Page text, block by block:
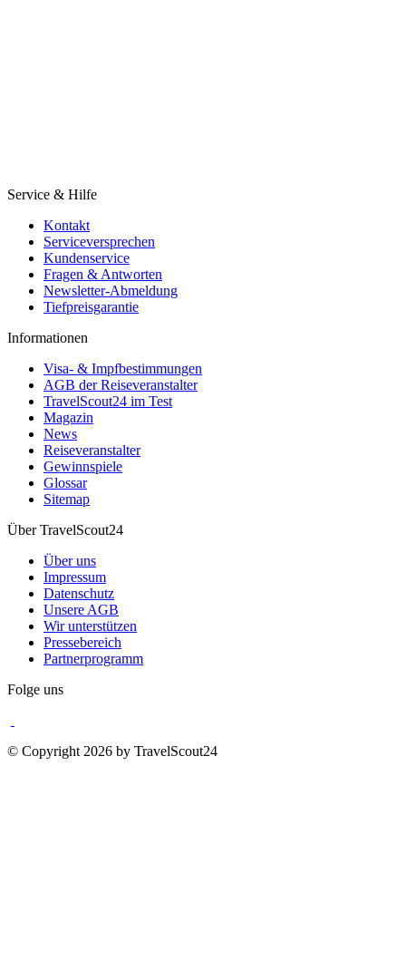
Service & Hilfe
Kontakt
Serviceversprechen
Kundenservice
Fragen & Antworten
Newsletter-Abmeldung
Tiefpreisgarantie
Informationen
Visa- & Impfbestimmungen
AGB der Reiseveranstalter
TravelScout24 im Test
Magazin
News
Reiseveranstalter
Gewinnspiele
Glossar
Sitemap
Über TravelScout24
Über uns
Impressum
Datenschutz
Unsere AGB
Wir unterstützen
Pressebereich
Partnerprogramm
Folge uns
© Copyright 2026 by TravelScout24